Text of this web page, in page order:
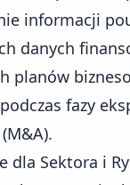
informacji
danych
planów
fazy
dla Sektora i